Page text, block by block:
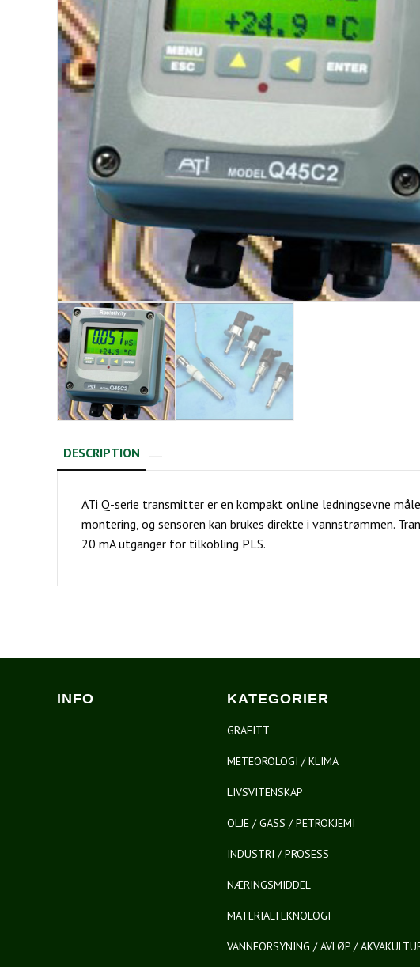
DESCRIPTION
ATi Q-serie transmitter er en kompakt online ledningsevne
montering, og sensoren kan brukes direkte i vannstrømmen.
20 mA utganger for tilkobling PLS.
INFO KATEGORIER
GRAFITT
METEOROLOGI / KLIMA
LIVSVITENSKAP
OLJE / GASS / PETROKJEMI
INDUSTRI / PROSESS
NÆRINGSMIDDEL
MATERIALTEKNOLOGI
VANNFORSYNING / AVLØP /